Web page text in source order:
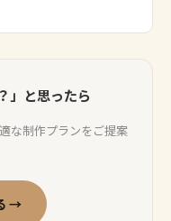
」と思ったら
な制作プランをご提案
→